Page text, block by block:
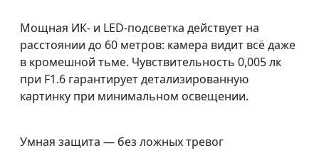
Мощная ИК‑ и LED‑подсветка действует на
расстоянии до 60 метров: камера видит всё даже
в кромешной тьме. Чувствительность 0,005 лк
при F1.6 гарантирует детализированную
картинку при минимальном освещении.
Умная защита — без ложных тревог